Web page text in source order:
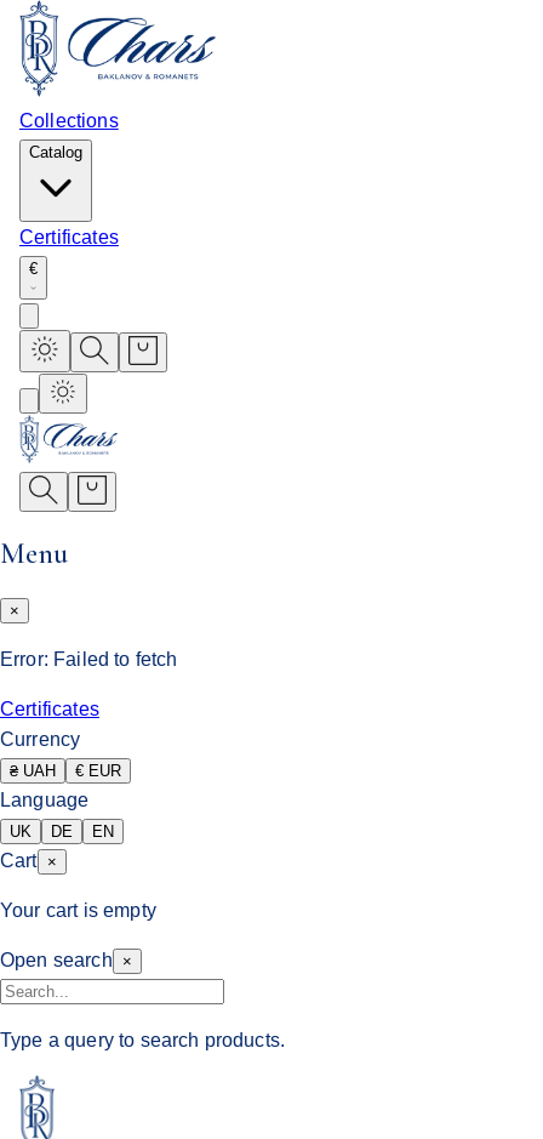
Collections
Catalog
Certificates
€
Menu
×
Error: Failed to fetch
Certificates
Currency
₴ UAH € EUR
Language
UK DE EN
Cart ×
Your cart is empty
Open search ×
Type a query to search products.